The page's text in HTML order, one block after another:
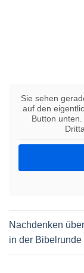
Sie sehen
auf den
Button
Nachdenken
in der Bibelrunde